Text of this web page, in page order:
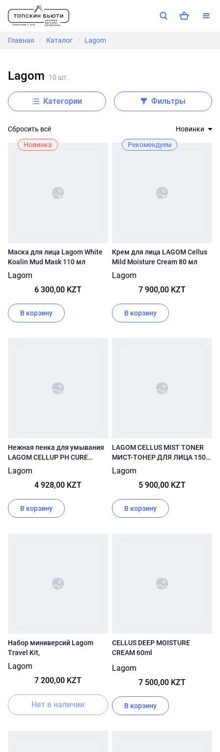
Главная / Каталог / Lagom
Lagom 10 шт.
Категории Фильтры
Сбросить всё
Новинки
Новинка
Маска для лица Lagom White
Koalin Mud Mask 110 мл
Lagom
6 300,00 KZT
В корзину
Рекомендуем
Крем для лица LAGOM Cellus
Mild Moisture Cream 80 мл
Lagom
7 900,00 KZT
В корзину
Нежная пенка для умывания
LAGOM CELLUP PH CURE
FOAM CLEANSER 120мл
Lagom
4 928,00 KZT
В корзину
LAGOM CELLUS MIST TONER
МИСТ-ТОНЕР ДЛЯ ЛИЦА 150
МЛ
Lagom
5 900,00 KZT
В корзину
Набор миниверсий Lagom
Travel Kit,
Lagom
7 200,00 KZT
Нет в наличии
CELLUS DEEP MOISTURE
CREAM 60ml
Lagom
7 500,00 KZT
В корзину